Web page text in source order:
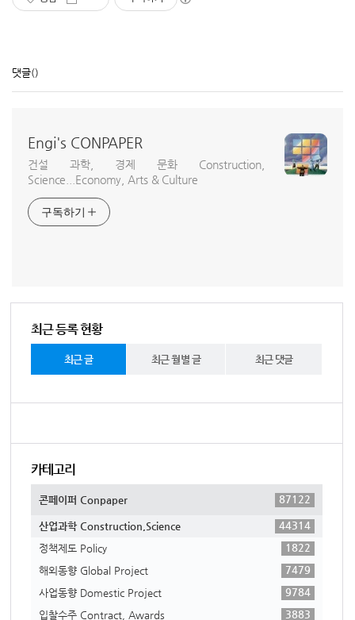
댓글()
Engi's CONPAPER
건설 과학, 경제 문화 Construction,
Science...Economy, Arts & Culture
구독하기
최근 등록 현황
최근 글 최근 월별 글 최근 댓글
카테고리
콘페이퍼 Conpaper 87122
산업과학 Construction,Science
44314
정책제도 Policy
1822
해외동향 Global Project
7479
사업동향 Domestic Project
9784
입찰수주 Contract, Awards
3883